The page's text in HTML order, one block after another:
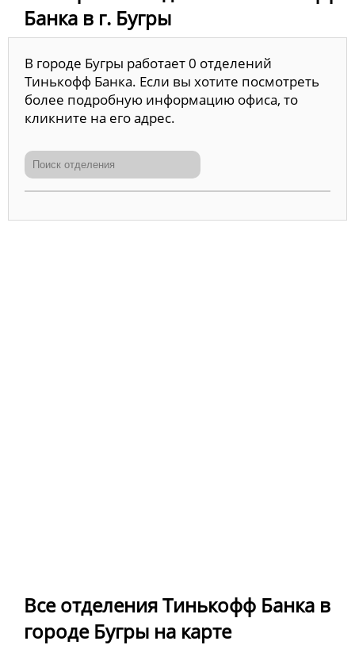
Банка в г. Бугры
В городе Бугры работает 0 отделений
Тинькофф Банка. Если вы хотите посмотреть
более подробную информацию офиса, то
кликните на его адрес.
Все отделения Тинькофф Банка в
городе Бугры на карте